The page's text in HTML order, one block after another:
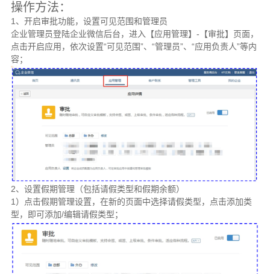
操作方法：
1、开启审批功能，设置可见范围和管理员
企业管理员登陆企业微信后台，进入【应用管理】-【审批】页面，
点击开启应用，依次设置“可见范围”、“管理员”、“应用负责人”等内
容；
2、设置假期管理（包括请假类型和假期余额）
1）点击假期管理设置，在新的页面中选择请假类型，点击添加类
型，即可添加/编辑请假类型；